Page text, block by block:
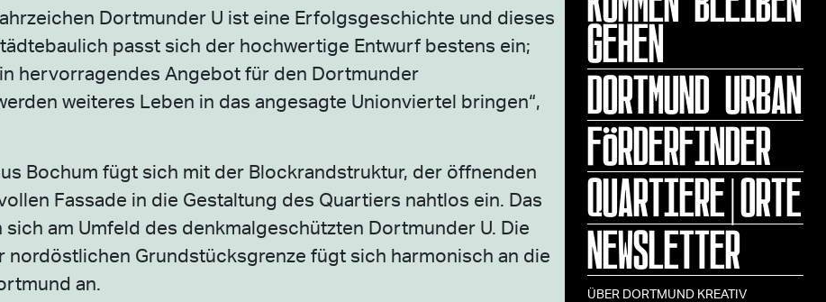
GEHEN
DORTMUND URBAN
FÖRDERFINDER
QUARTIERE|ORTE
NEWSLETTER
ÜBER DORTMUND KREATIV
Dortmunder U ist eine Erfolgsgeschichte und dieses
passt sich der hochwertige Entwurf bestens ein;
hervorragendes Angebot für den Dortmunder
weiteres Leben in das angesagte Unionviertel bringen“,
Bochum fügt sich mit der Blockrandstruktur, der öffnenden
Fassade in die Gestaltung des Quartiers nahtlos ein. Das
am Umfeld des denkmalgeschützten Dortmunder U. Die
Grundstücksgrenze fügt sich harmonisch an die
an.